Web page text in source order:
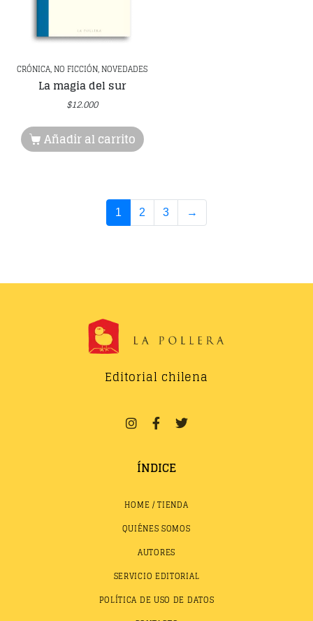
CRÓNICA, NO FICCIÓN, NOVEDADES
La magia del sur
$12.000
Añadir al carrito
1 2 3 →
Editorial chilena
ÍNDICE
HOME / TIENDA
QUIÉNES SOMOS
AUTORES
SERVICIO EDITORIAL
POLÍTICA DE USO DE DATOS